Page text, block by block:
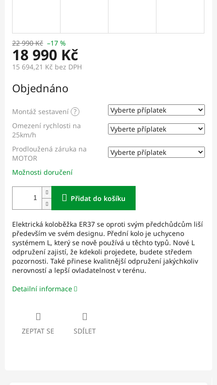
22 990 Kč –17 %
18 990 Kč
15 694,21 Kč bez DPH
cena:
Objednáno
Montáž sestavení ?
Omezení rychlosti na
25km/h
Prodloužená záruka na
MOTOR
Možnosti doručení
Přidat do košíku
Elektrická koloběžka ER37 se oproti svým předchůdcům liší
především ve svém designu. Přední kolo je uchyceno
systémem L, který se nově používá u těchto typů. Nové L
odpružení zajistí, že kdekoli projedete, budete středem
pozornosti. Také přinese kvalitnější odpružení jakýchkoliv
nerovností a lepší ovladatelnost v terénu.
Detailní informace
ZEPTAT SE SDÍLET